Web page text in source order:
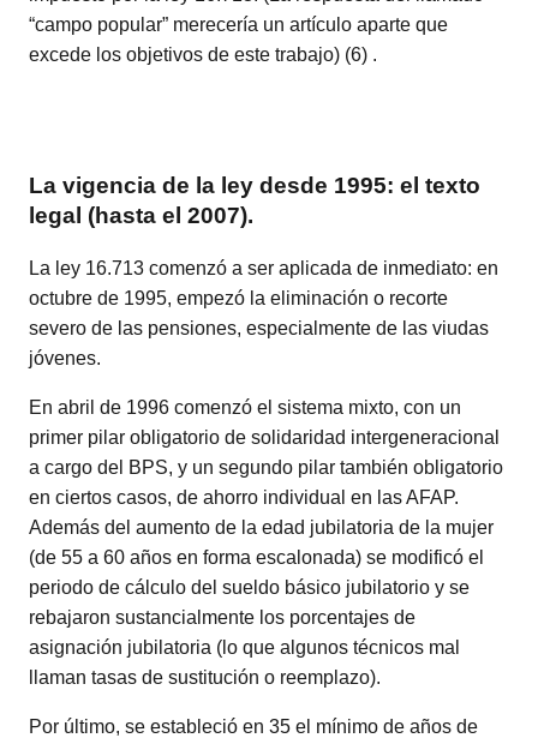
“campo popular” merecería un artículo aparte que
excede los objetivos de este trabajo) (6) .
La vigencia de la ley desde 1995: el texto
legal (hasta el 2007).
La ley 16.713 comenzó a ser aplicada de inmediato: en
octubre de 1995, empezó la eliminación o recorte
severo de las pensiones, especialmente de las viudas
jóvenes.
En abril de 1996 comenzó el sistema mixto, con un
primer pilar obligatorio de solidaridad intergeneracional
a cargo del BPS, y un segundo pilar también obligatorio
en ciertos casos, de ahorro individual en las AFAP.
Además del aumento de la edad jubilatoria de la mujer
(de 55 a 60 años en forma escalonada) se modificó el
periodo de cálculo del sueldo básico jubilatorio y se
rebajaron sustancialmente los porcentajes de
asignación jubilatoria (lo que algunos técnicos mal
llaman tasas de sustitución o reemplazo).
Por último, se estableció en 35 el mínimo de años de